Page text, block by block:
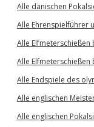
Alle dänischen
Alle Ehrenspielführer
Alle Elfmeterschießen
Alle Elfmeterschießen
Alle Endspiele des
Alle englischen
Alle englischen